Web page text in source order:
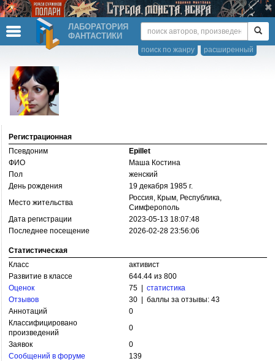
ЛАБОРАТОРИЯ
ФАНТАСТИКИ
расширенный
поиск по жанру
Регистрационная
Псевдоним
Epillet
ФИО
Маша Костина
Пол
женский
День рождения
19 декабря 1985 г.
Место жительства
Россия, Крым, Республика,
Симферополь
Дата регистрации
2023-05-13 18:07:48
Последнее посещение
2026-02-28 23:56:06
Статистическая
Класс
активист
Развитие в классе
644.44 из 800
Оценок
75 | статистика
Отзывов
30 | баллы за отзывы: 43
Аннотаций
0
Классифицировано
произведений
0
Заявок
0
Сообщений в форуме
139